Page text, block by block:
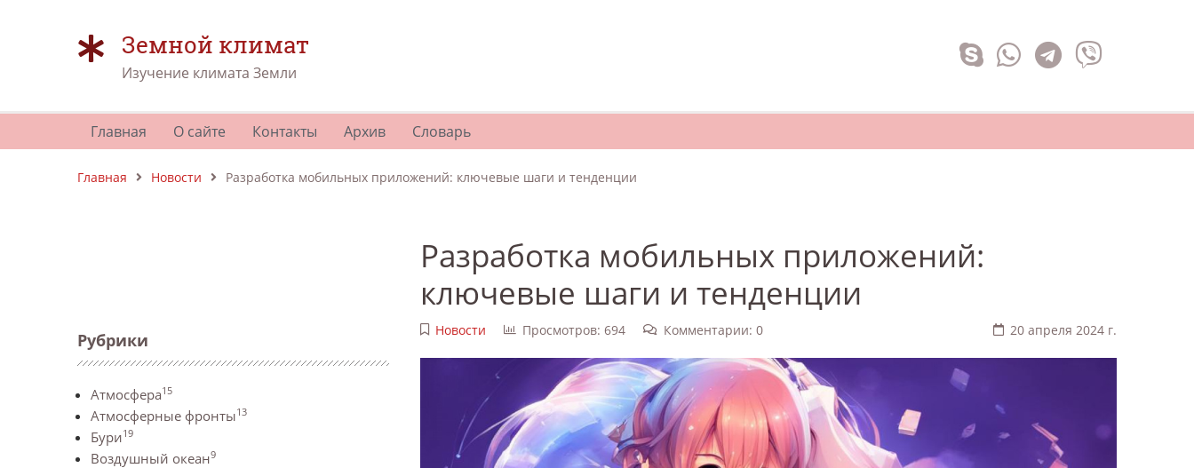
Земной климат
Изучение климата Земли
Главная О сайте Контакты Архив Словарь
Главная Новости Разработка мобильных приложений: ключевые шаги и тенденции
Рубрики
Атмосфера15
Атмосферные фронты13
Бури19
Воздушный океан9
Разработка мобильных приложений:
ключевые шаги и тенденции
Новости Просмотров: 694 Комментарии: 0 20 апреля 2024 г.